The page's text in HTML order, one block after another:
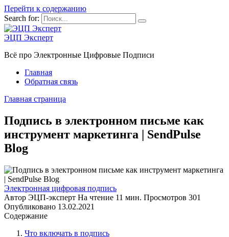
Перейти к содержанию
Search for:
ЭЦП Эксперт
Всё про Электронные Цифровые Подписи
Главная
Обратная связь
Главная страница
Подпись в электронном письме как
инструмент маркетинга | SendPulse
Blog
Электронная цифровая подпись
Автор ЭЦП-эксперт На чтение 11 мин. Просмотров 301
Опубликовано 13.02.2021
Содержание
Что включать в подпись